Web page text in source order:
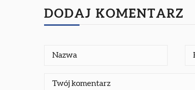
DODAJ KOMENTARZ